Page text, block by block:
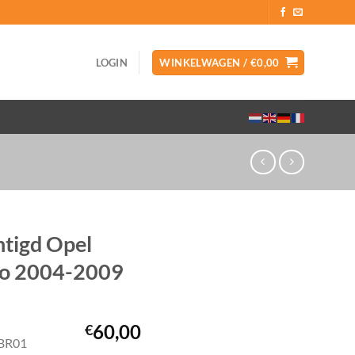
LOGIN WINKELWAGEN / €0,00
Opel
2004-2009
€60,00